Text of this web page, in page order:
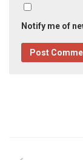
Notify me of